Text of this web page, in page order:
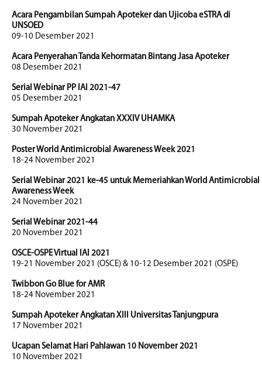
Acara Pengambilan Sumpah Apoteker dan Ujicoba eSTRA di
UNSOED
09-10 Desember 2021
Acara Penyerahan Tanda Kehormatan Bintang Jasa Apoteker
08 Desember 2021
Serial Webinar PP IAI 2021-47
05 Desember 2021
Sumpah Apoteker Angkatan XXXIV UHAMKA
30 November 2021
Poster World Antimicrobial Awareness Week 2021
18-24 November 2021
Serial Webinar 2021 ke-45 untuk Memeriahkan World Antimicrobial
Awareness Week
24 November 2021
Serial Webinar 2021-44
20 November 2021
OSCE-OSPE Virtual IAI 2021
19-21 November 2021 (OSCE) & 10-12 Desember 2021 (OSPE)
Twibbon Go Blue for AMR
18-24 November 2021
Sumpah Apoteker Angkatan XIII Universitas Tanjungpura
17 November 2021
Ucapan Selamat Hari Pahlawan 10 November 2021
10 November 2021